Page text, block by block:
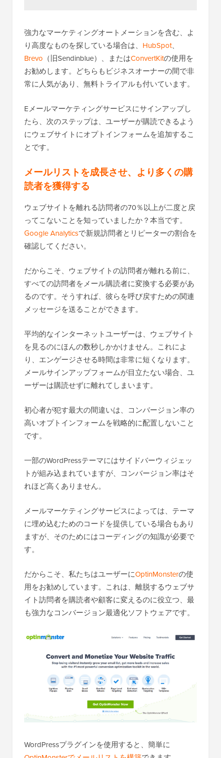
強力なマーケティングオートメーションを含む、よ
り高度なものを探している場合は、 HubSpot、
Brevo （旧Sendinblue）、またはConvertKitの使用を
お勧めします。どちらもビジネスオーナーの間で非
常に人気があり、無料トライアルも付いています。
Eメールマーケティングサービスにサインアップし
たら、次のステップは、ユーザーが購読できるよう
にウェブサイトにオプトインフォームを追加するこ
とです。
メールリストを成長させ、より多くの購
読者を獲得する
ウェブサイトを離れる訪問者の70％以上が二度と戻
ってこないことを知っていましたか？本当です。
Google Analyticsで新規訪問者とリピーターの割合を
確認してください。
だからこそ、ウェブサイトの訪問者が離れる前に、
すべての訪問者をメール購読者に変換する必要があ
るのです。そうすれば、彼らを呼び戻すための関連
メッセージを送ることができます。
平均的なインターネットユーザーは、ウェブサイト
を見るのにほんの数秒しかかけません。これによ
り、エンゲージさせる時間は非常に短くなります。
メールサインアップフォームが目立たない場合、ユ
ーザーは購読せずに離れてしまいます。
初心者が犯す最大の間違いは、コンバージョン率の
高いオプトインフォームを戦略的に配置しないこと
です。
一部のWordPressテーマにはサイドバーウィジェッ
トが組み込まれていますが、コンバージョン率はそ
れほど高くありません。
メールマーケティングサービスによっては、テーマ
に埋め込むためのコードを提供している場合もあり
ますが、そのためにはコーディングの知識が必要で
す。
だからこそ、私たちはユーザーにOptinMonsterの使
用をお勧めしています。これは、離脱するウェブサ
イト訪問者を購読者や顧客に変えるのに役立つ、最
も強力なコンバージョン最適化ソフトウェアです。
WordPressプラグインを使用すると、簡単に